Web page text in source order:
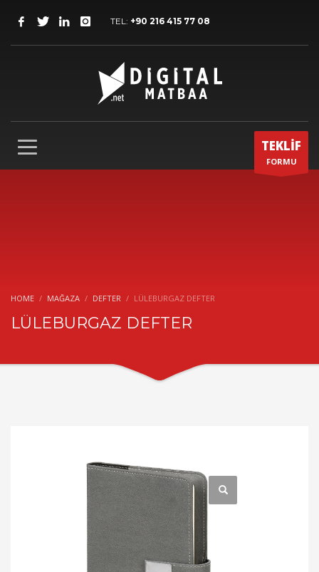
TEL: +90 216 415 77 08
TEKLİF
FORMU
HOME MAĞAZA DEFTER LÜLEBURGAZ DEFTER
LÜLEBURGAZ DEFTER